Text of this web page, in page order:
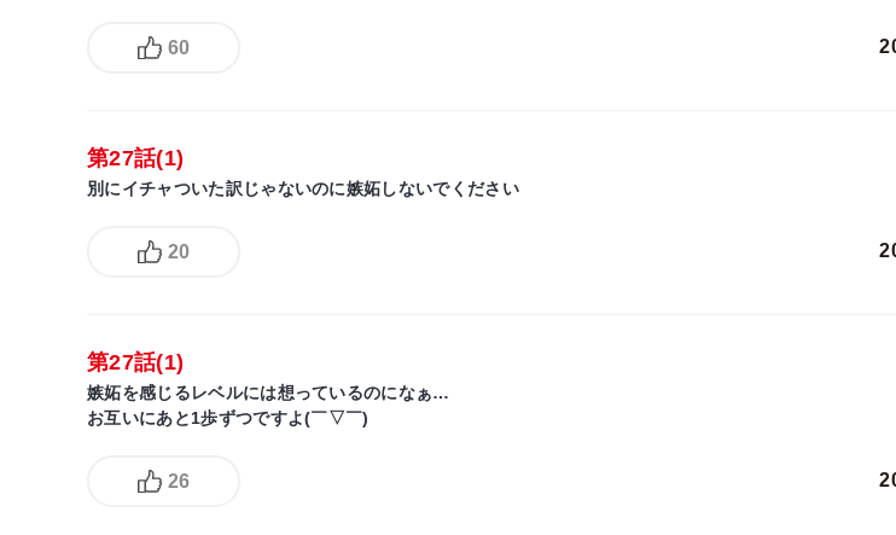
60
第27話(1)
別にイチャついた訳じゃないのに嫉妬しないでください
20
第27話(1)
嫉妬を感じるレベルには想っているのになぁ…
お互いにあと1歩ずつですよ(￣▽￣)
26